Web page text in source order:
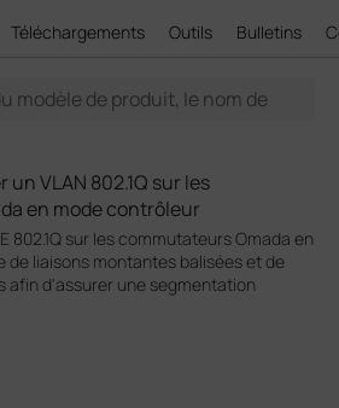
Téléchargements Outils Bulletins
VLAN 802.1Q sur les
en mode contrôleur
802.1Q sur les commutateurs Omada en
de liaisons montantes balisées et de
afin d'assurer une segmentation